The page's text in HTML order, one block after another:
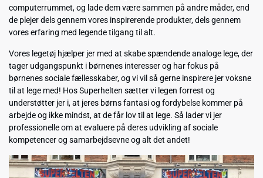
computerrummet, og lade dem være sammen på andre måder, end
de plejer dels gennem vores inspirerende produkter, dels gennem
vores erfaring med legende tilgang til alt.
Vores legetøj hjælper jer med at skabe spændende analoge lege, der
tager udgangspunkt i børnenes interesser og har fokus på
børnenes sociale fællesskaber, og vi vil så gerne inspirere jer voksne
til at lege med! Hos Superhelten sætter vi legen forrest og
understøtter jer i, at jeres børns fantasi og fordybelse kommer på
arbejde og ikke mindst, at de får lov til at lege. Så lader vi jer
professionelle om at evaluere på deres udvikling af sociale
kompetencer og samarbejdsevne og alt det andet!